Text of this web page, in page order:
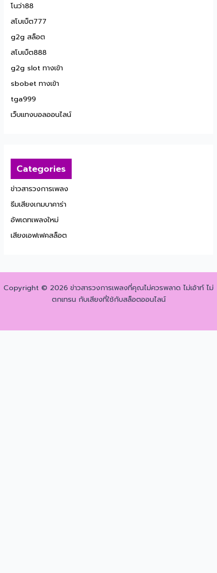
โนว่า88
สโบเบ็ต777
g2g สล็อต
สโบเบ็ต888
g2g slot ทางเข้า
sbobet ทางเข้า
tga999
เว็บแทงบอลออนไลน์
Categories
ข่าวสารวงการเพลง
ธีมเสียงเกมบาคาร่า
อัพเดทเพลงใหม่
เสียงเอฟเฟคสล็อต
Copyright © 2026 ข่าวสารวงการเพลงที่คุณไม่ควรพลาด ไม่เอ้าท์ ไม่
ตกเทรน กับเสียงที่ใช้กับสล็อตออนไลน์